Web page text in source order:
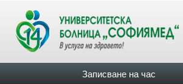
Записване на час